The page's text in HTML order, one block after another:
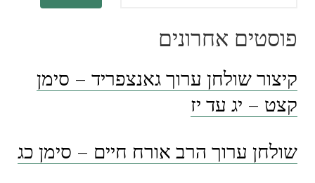
פוסטים אחרונים
קיצור שולחן ערוך גאנצפריד – סימן
קצט – יג עד יז
שולחן ערוך הרב אורח חיים – סימן כג